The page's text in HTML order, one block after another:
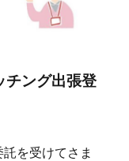
チング出張登
を受けてさま